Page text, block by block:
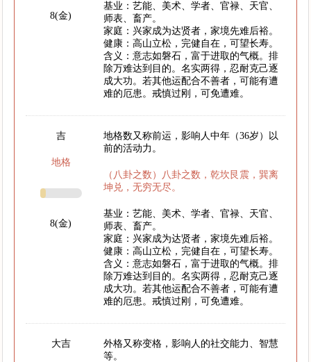
8(金)
基业：艺能、美术、学者、官禄、天官、
师表、畜产。
家庭：兴家成为达贤者，家境先难后裕。
健康：高山立松，完健自在，可望长寿。
含义：意志如磐石，富于进取的气概。排
除万难达到目的。名实两得，忍耐克己逐
成大功。若其他运配合不善者，可能有遭
难的厄患。戒慎过刚，可免遭难。
吉
地格
8(金)
地格数又称前运，影响人中年（36岁）以
前的活动力。
（八卦之数）八卦之数，乾坎艮震，巽离
坤兑，无穷无尽。
基业：艺能、美术、学者、官禄、天官、
师表、畜产。
家庭：兴家成为达贤者，家境先难后裕。
健康：高山立松，完健自在，可望长寿。
含义：意志如磐石，富于进取的气概。排
除万难达到目的。名实两得，忍耐克己逐
成大功。若其他运配合不善者，可能有遭
难的厄患。戒慎过刚，可免遭难。
大吉
外格又称变格，影响人的社交能力、智慧
等。